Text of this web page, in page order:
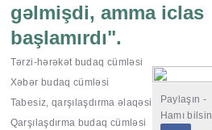
gəlmişdi, amma iclas
başlamırdı".
Tərzi-hərəkət budaq cümləsi
Xəbər budaq cümləsi
Tabesiz, qarşılaşdırma əlaqəsi
Qarşılaşdırma budaq cümləsi
Paylaşın -
Hamı bilsin